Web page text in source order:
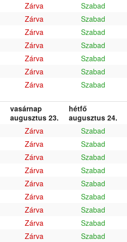
Zárva Szabad
Zárva Szabad
Zárva Szabad
Zárva Szabad
Zárva Szabad
Zárva Szabad
Zárva Szabad
vasárnap
augusztus 23.
hétfő
augusztus 24.
Zárva Szabad
Zárva Szabad
Zárva Szabad
Zárva Szabad
Zárva Szabad
Zárva Szabad
Zárva Szabad
Zárva Szabad
Zárva Szabad